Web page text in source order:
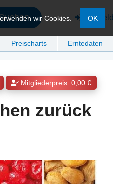
Preischarts Erntedaten
wir Cookies. OK
Mitgliederpreis: 0,00 €
zurück